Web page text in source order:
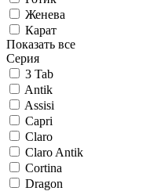
Женева
Карат
Показать все
Серия
3 Tab
Antik
Assisi
Capri
Claro
Claro Antik
Cortina
Dragon